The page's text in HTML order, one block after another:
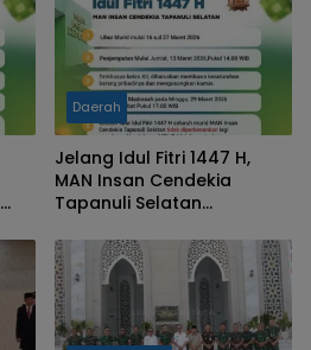
Daerah
Jelang Idul Fitri 1447 H,
MAN Insan Cendekia
Tapanuli Selatan
dan Aturan Baru
Penggunaan Gawai